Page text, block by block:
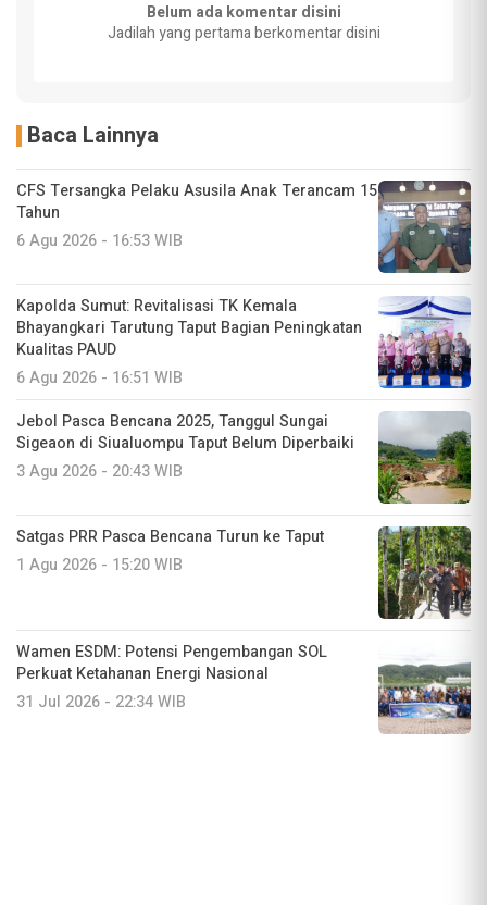
Belum ada komentar disini
Jadilah yang pertama berkomentar disini
Baca Lainnya
CFS Tersangka Pelaku Asusila Anak Terancam 15
Tahun
6 Agu 2026 - 16:53 WIB
Kapolda Sumut: Revitalisasi TK Kemala
Bhayangkari Tarutung Taput Bagian Peningkatan
Kualitas PAUD
6 Agu 2026 - 16:51 WIB
Jebol Pasca Bencana 2025, Tanggul Sungai
Sigeaon di Siualuompu Taput Belum Diperbaiki
3 Agu 2026 - 20:43 WIB
Satgas PRR Pasca Bencana Turun ke Taput
1 Agu 2026 - 15:20 WIB
Wamen ESDM: Potensi Pengembangan SOL
Perkuat Ketahanan Energi Nasional
31 Jul 2026 - 22:34 WIB